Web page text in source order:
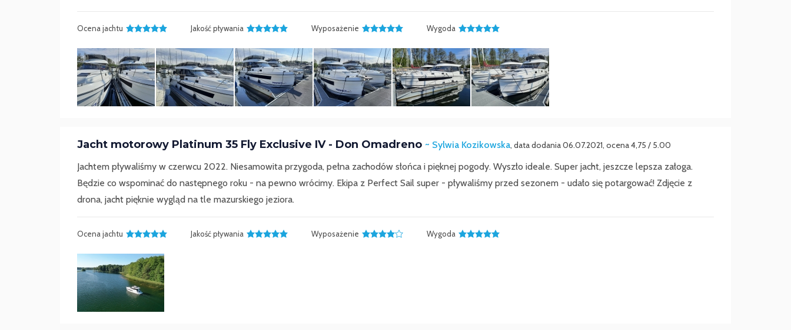
Ocena jachtu Jakość pływania Wyposażenie Wygoda
Jacht motorowy Platinum 35 Fly Exclusive IV - Don Omadreno ~ Sylwia Kozikowska, data dodania 06.07.2021, ocena 4,75 / 5.00
Jachtem pływaliśmy w czerwcu 2022. Niesamowita przygoda, pełna zachodów słońca i pięknej pogody. Wyszło ideale. Super jacht, jeszcze lepsza załoga.
Będzie co wspominać do następnego roku - na pewno wrócimy. Ekipa z Perfect Sail super - pływaliśmy przed sezonem - udało się potargować! Zdjęcie z
drona, jacht pięknie wygląd na tle mazurskiego jeziora.
Ocena jachtu Jakość pływania Wyposażenie Wygoda